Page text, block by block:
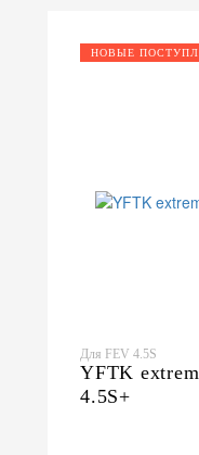
НОВЫЕ
Для FEV 4.5S
YFTK
4.5S+